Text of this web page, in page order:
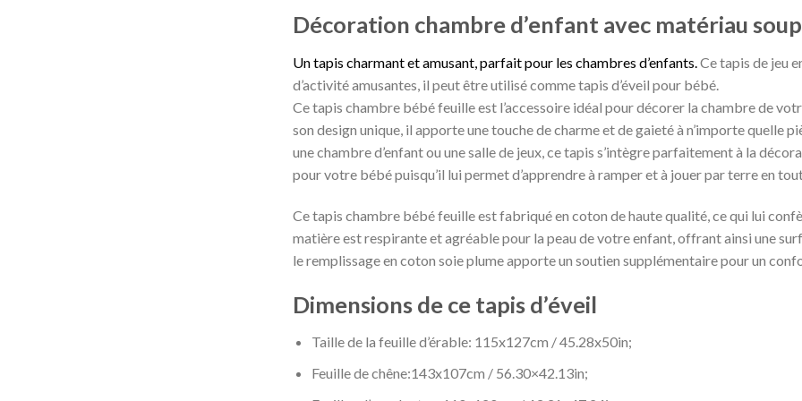
Décoration chambre d’enfant avec matériau
Un tapis charmant et amusant, parfait pour les chambres d’enfants.Ce tapis de jeu
d’activité amusantes, il peut être utilisé comme tapis d’éveil pour bébé.
Ce tapis chambre bébé feuille est l’accessoire idéal pour décorer la chambre de
son design unique, il apporte une touche de charme et de gaieté à n’importe quelle
une chambre d’enfant ou une salle de jeux, ce tapis s’intègre parfaitement à la
pour votre bébé puisqu’il lui permet d’apprendre à ramper et à jouer par terre en
Ce tapis chambre bébé feuille est fabriqué en coton de haute qualité, ce qui lui
matière est respirante et agréable pour la peau de votre enfant, offrant ainsi une
le remplissage en coton soie plume apporte un soutien supplémentaire pour un
Dimensions de ce tapis d’éveil
Taille de la feuille d’érable: 115x127cm / 45.28x50in;
Feuille de chêne:143x107cm / 56.30×42.13in;